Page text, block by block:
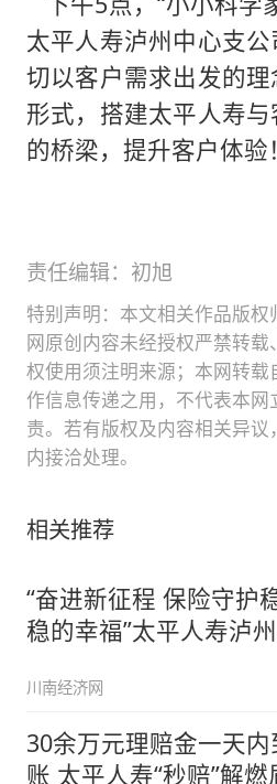
太平人寿泸州中心支
切以客户需求出发的
形式，搭建太平人寿
的桥梁，提升客户体验！
责任编辑：初旭
特别声明：本文相关作品版
网原创内容未经授权严禁转
权使用须注明来源；本网转载
作信息传递之用，不代表本网
责。若有版权及内容相关异议
内接洽处理。
相关推荐
“奋进新征程 保险守护
稳的幸福”太平人寿泸
川南经济网
30余万元理赔金一天内
账 太平人寿“秒赔”解燃